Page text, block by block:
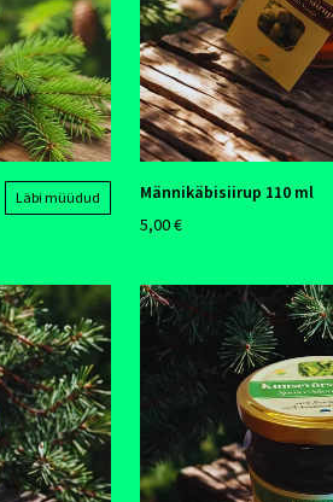
Läbi müüdud
Männikäbisiirup 110 ml
5,00 €